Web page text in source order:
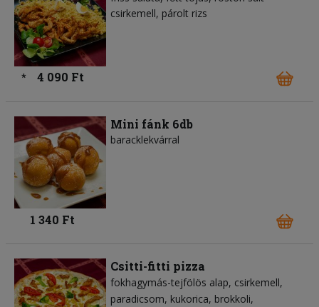
csirkemell, párolt rizs
* 4 090 Ft
Mini fánk 6db
baracklekvárral
1 340 Ft
Csitti-fitti pizza
fokhagymás-tejfölös alap csirkemell
paradicsom kukorica brokkoli